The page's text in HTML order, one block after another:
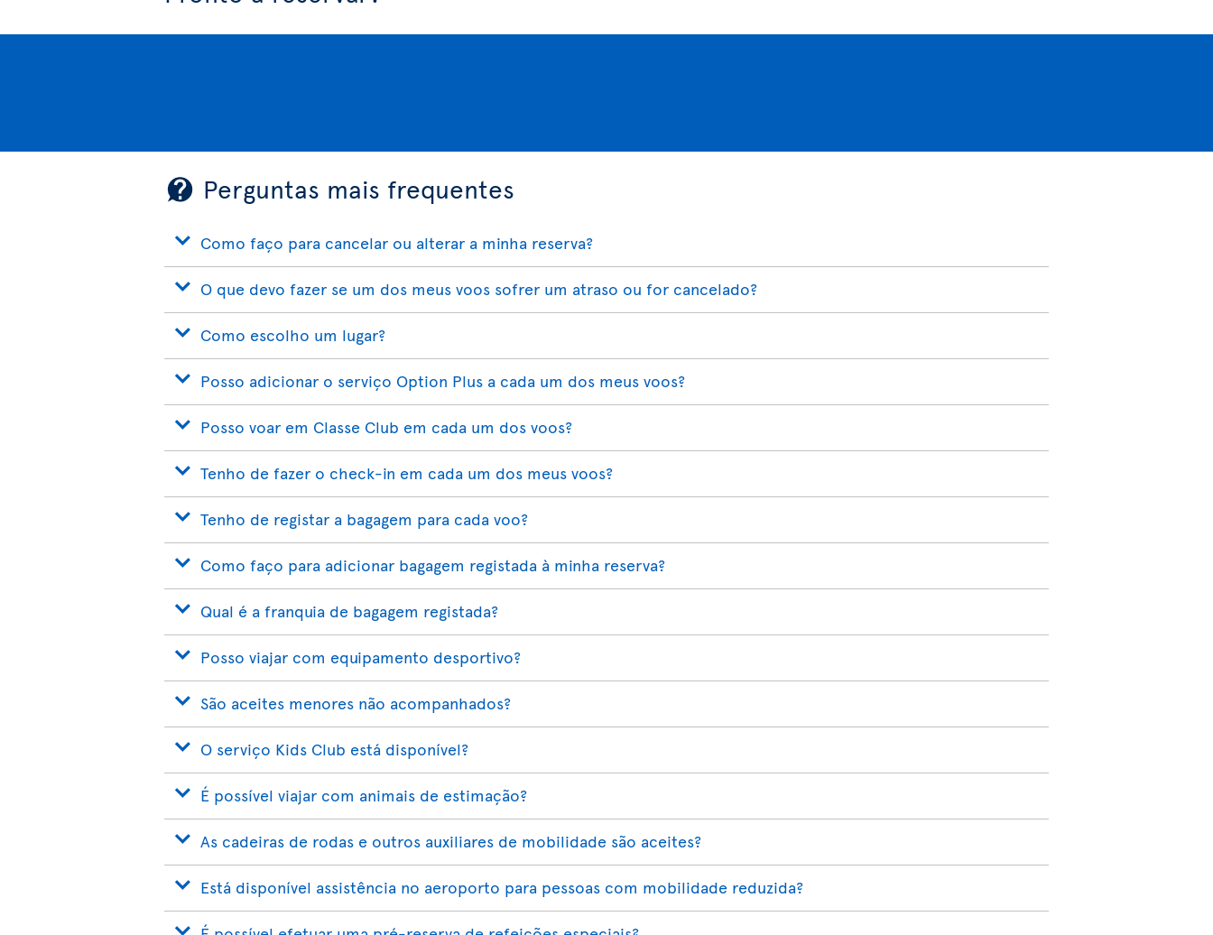
Perguntas mais frequentes
Como faço para cancelar ou alterar a minha reserva?
O que devo fazer se um dos meus voos sofrer um atraso ou for cancelado?
Como escolho um lugar?
Posso adicionar o serviço Option Plus a cada um dos meus voos?
Posso voar em Classe Club em cada um dos voos?
Tenho de fazer o check-in em cada um dos meus voos?
Tenho de registar a bagagem para cada voo?
Como faço para adicionar bagagem registada à minha reserva?
Qual é a franquia de bagagem registada?
Posso viajar com equipamento desportivo?
São aceites menores não acompanhados?
O serviço Kids Club está disponível?
É possível viajar com animais de estimação?
As cadeiras de rodas e outros auxiliares de mobilidade são aceites?
Está disponível assistência no aeroporto para pessoas com mobilidade reduzida?